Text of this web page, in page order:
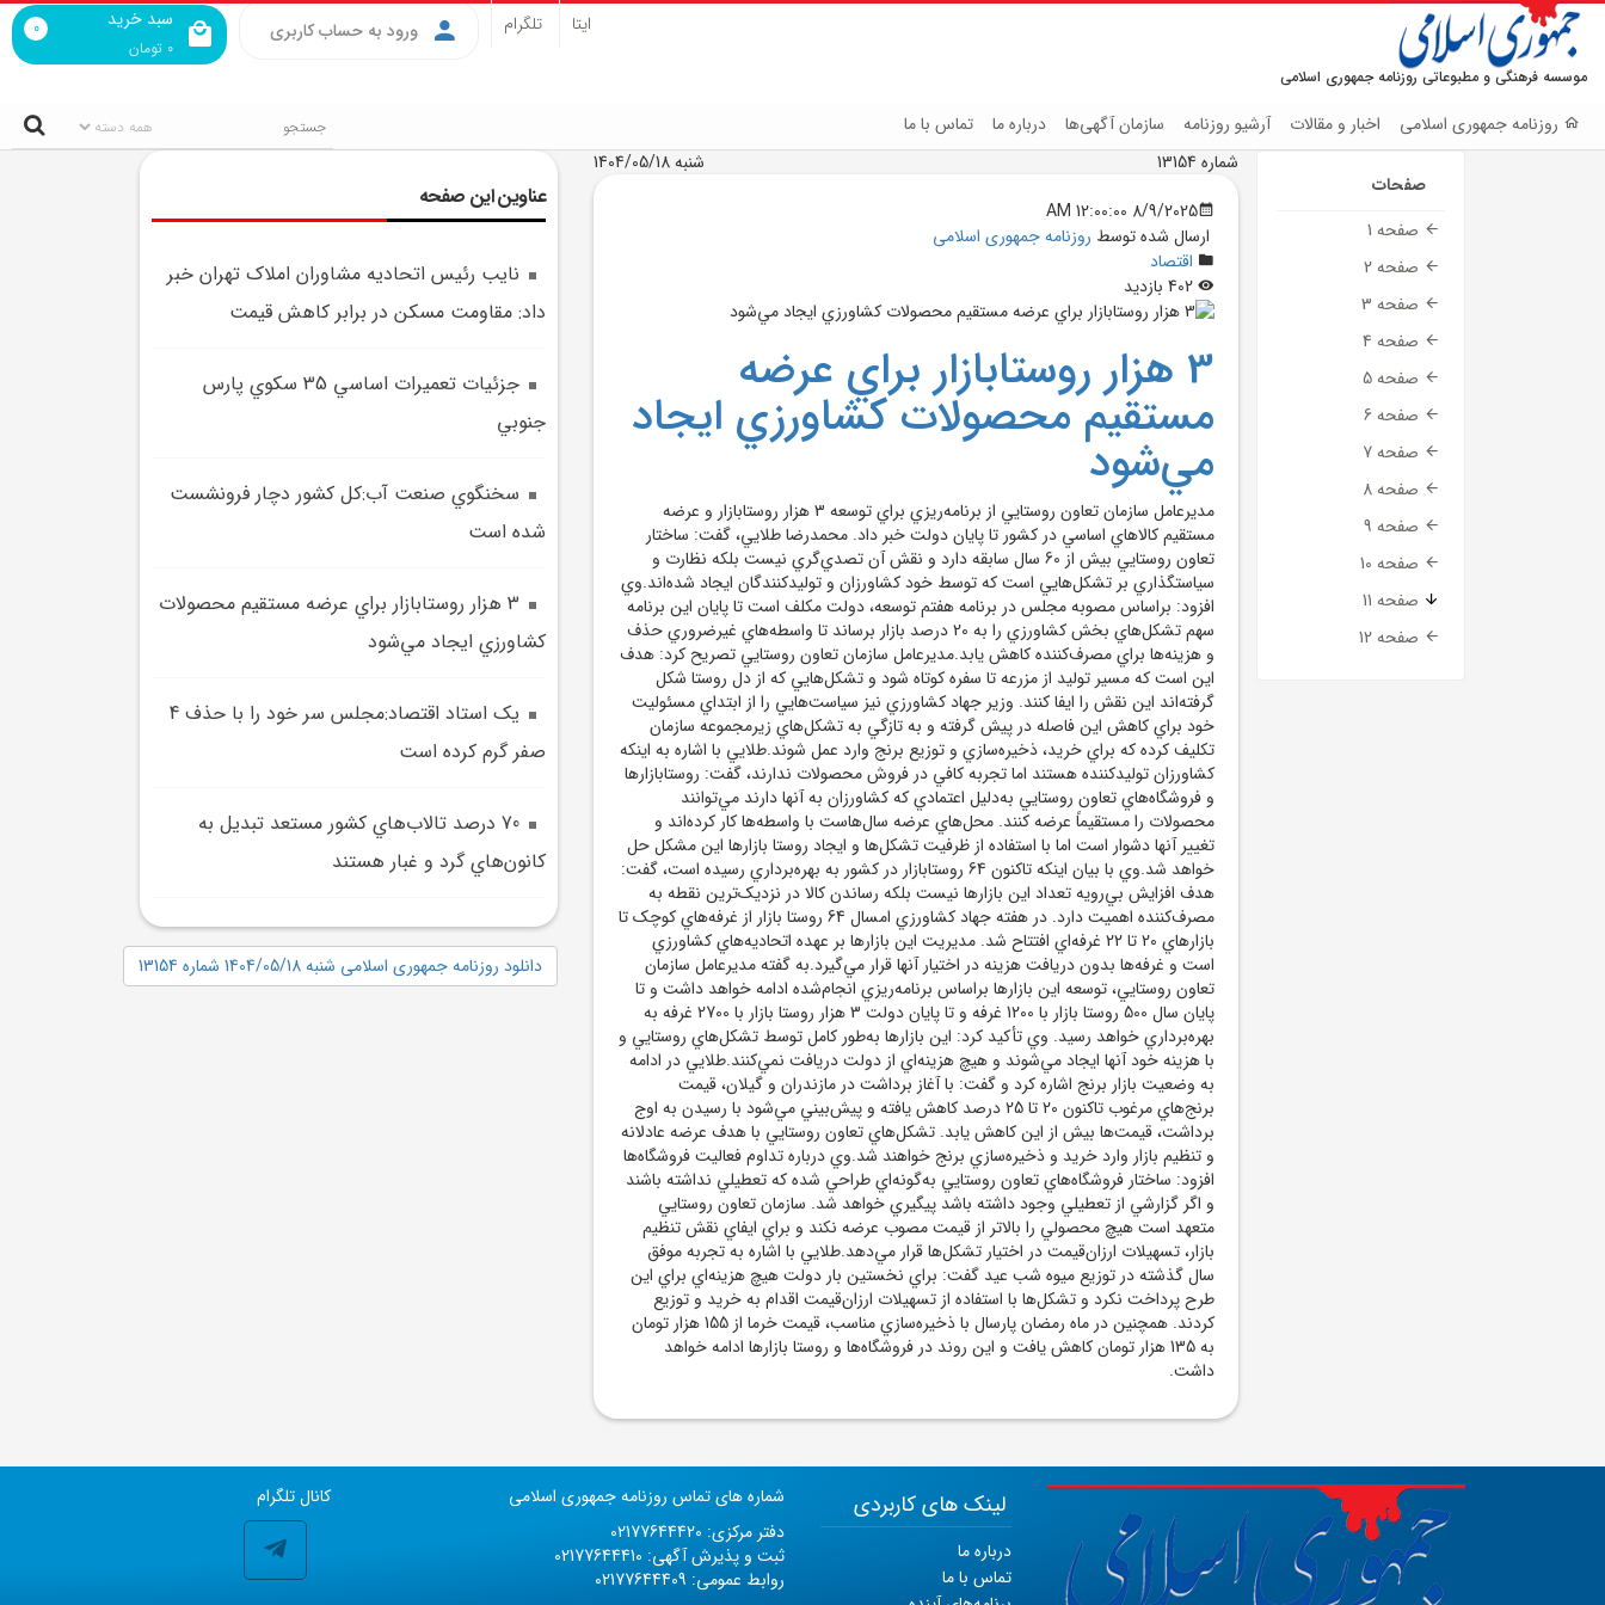
موسسه فرهنگی و مطبوعاتی روزنامه جمهوری اسلامی
سبد خرید
0 تومان
0 ورود به حساب کاربری ایتا تلگرام
روزنامه جمهوری اسلامی اخبار و مقالات آرشیو روزنامه سازمان آگهی‌ها درباره ما تماس با ما
صفحات
صفحه 1
صفحه 2
صفحه 3
صفحه 4
صفحه 5
صفحه 6
صفحه 7
صفحه 8
صفحه 9
صفحه 10
صفحه 11
صفحه 12
شماره 13154
شنبه 1404/05/18
8/9/2025 12:00:00 AM
ارسال شده توسط روزنامه جمهوری اسلامی
اقتصاد
3 هزار روستابازار براي عرضه
مستقيم محصولات کشاورزي ايجاد
مي‌شود
مديرعامل سازمان تعاون روستايي از برنامه‌ريزي براي توسعه 3 هزار روستابازار و عرضه
مستقيم کالاهاي اساسي در کشور تا پايان دولت خبر داد. محمدرضا طلايي، گفت: ساختار
تعاون روستايي بيش از 60 سال سابقه دارد و نقش آن تصدي‌گري نيست بلکه نظارت و
سياستگذاري بر تشکل‌هايي است که توسط خود کشاورزان و توليدکنندگان ايجاد شده‌اند.وي
افزود: براساس مصوبه مجلس در برنامه هفتم توسعه، دولت مکلف است تا پايان اين برنامه
سهم تشکل‌هاي بخش کشاورزي را به 20 درصد بازار برساند تا واسطه‌هاي غيرضروري حذف
و هزينه‌ها براي مصرف‌کننده کاهش يابد.مديرعامل سازمان تعاون روستايي تصريح کرد: هدف
اين است که مسير توليد از مزرعه تا سفره کوتاه شود و تشکل‌هايي که از دل روستا شکل
گرفته‌اند اين نقش را ايفا کنند. وزير جهاد کشاورزي نيز سياست‌هايي را از ابتداي مسئوليت
خود براي کاهش اين فاصله در پيش گرفته و به تازگي به تشکل‌هاي زيرمجموعه سازمان
تکليف کرده که براي خريد، ذخيره‌سازي و توزيع برنج وارد عمل شوند.طلايي با اشاره به اينکه
کشاورزان توليدکننده هستند اما تجربه کافي در فروش محصولات ندارند، گفت: روستابازارها
و فروشگاه‌هاي تعاون روستايي به‌دليل اعتمادي که کشاورزان به آنها دارند مي‌توانند
محصولات را مستقيماً عرضه کنند. محل‌هاي عرضه سال‌هاست با واسطه‌ها کار کرده‌اند و
تغيير آنها دشوار است اما با استفاده از ظرفيت تشکل‌ها و ايجاد روستا بازارها اين مشکل حل
خواهد شد.وي با بيان اينکه تاکنون 64 روستابازار در کشور به بهره‌برداري رسيده است، گفت:
هدف افزايش بي‌رويه تعداد اين بازارها نيست بلکه رساندن کالا در نزديک‌ترين نقطه به
مصرف‌کننده اهميت دارد. در هفته جهاد کشاورزي امسال 64 روستا بازار از غرفه‌هاي کوچک تا
بازارهاي 20 تا 22 غرفه‌اي افتتاح شد. مديريت اين بازارها بر عهده اتحاديه‌هاي کشاورزي
است و غرفه‌ها بدون دريافت هزينه در اختيار آنها قرار مي‌گيرد.به گفته مديرعامل سازمان
تعاون روستايي، توسعه اين بازارها براساس برنامه‌ريزي انجام‌شده ادامه خواهد داشت و تا
پايان سال 500 روستا بازار با 1200 غرفه و تا پايان دولت 3 هزار روستا بازار با 2700 غرفه به
بهره‌برداري خواهد رسيد. وي تأکيد کرد: اين بازارها به‌طور کامل توسط تشکل‌هاي روستايي و
با هزينه خود آنها ايجاد مي‌شوند و هيچ هزينه‌اي از دولت دريافت نمي‌کنند.طلايي در ادامه
به وضعيت بازار برنج اشاره کرد و گفت: با آغاز برداشت در مازندران و گيلان، قيمت
برنج‌هاي مرغوب تاکنون 20 تا 25 درصد کاهش يافته و پيش‌بيني مي‌شود با رسيدن به اوج
برداشت، قيمت‌ها بيش از اين کاهش يابد. تشکل‌هاي تعاون روستايي با هدف عرضه عادلانه
و تنظيم بازار وارد خريد و ذخيره‌سازي برنج خواهند شد.وي درباره تداوم فعاليت فروشگاه‌ها
افزود: ساختار فروشگاه‌هاي تعاون روستايي به‌گونه‌اي طراحي شده که تعطيلي نداشته باشند
و اگر گزارشي از تعطيلي وجود داشته باشد پيگيري خواهد شد. سازمان تعاون روستايي
متعهد است هيچ محصولي را بالاتر از قيمت مصوب عرضه نکند و براي ايفاي نقش تنظيم
بازار، تسهيلات ارزان‌قيمت در اختيار تشکل‌ها قرار مي‌دهد.طلايي با اشاره به تجربه موفق
سال گذشته در توزيع ميوه شب عيد گفت: براي نخستين بار دولت هيچ هزينه‌اي براي اين
طرح پرداخت نکرد و تشکل‌ها با استفاده از تسهيلات ارزان‌قيمت اقدام به خريد و توزيع
کردند. همچنين در ماه رمضان پارسال با ذخيره‌سازي مناسب، قيمت خرما از 155 هزار تومان
به 135 هزار تومان کاهش يافت و اين روند در فروشگاه‌ها و روستا بازارها ادامه خواهد
داشت.
عناوین این صفحه
نايب رئيس اتحاديه مشاوران املاک تهران خبر
داد: مقاومت مسکن در برابر کاهش قيمت
جزئيات تعميرات اساسي 35 سکوي پارس
جنوبي
سخنگوي صنعت آب:کل کشور دچار فرونشست
شده است
3 هزار روستابازار براي عرضه مستقيم محصولات
کشاورزي ايجاد مي‌شود
يک استاد اقتصاد:مجلس سر خود را با حذف 4
صفر گرم کرده است
70 درصد تالاب‌هاي کشور مستعد تبديل به
کانون‌هاي گرد و غبار هستند
دانلود روزنامه جمهوری اسلامی شنبه 1404/05/18 شماره 13154
کانال تلگرام
شماره های تماس روزنامه جمهوری اسلامی
دفتر مرکزی: 02177644420
ثبت و پذیرش آگهی: 02177644410
روابط عمومی: 02177644409
لینک های کاربردی
درباره ما
تماس با ما